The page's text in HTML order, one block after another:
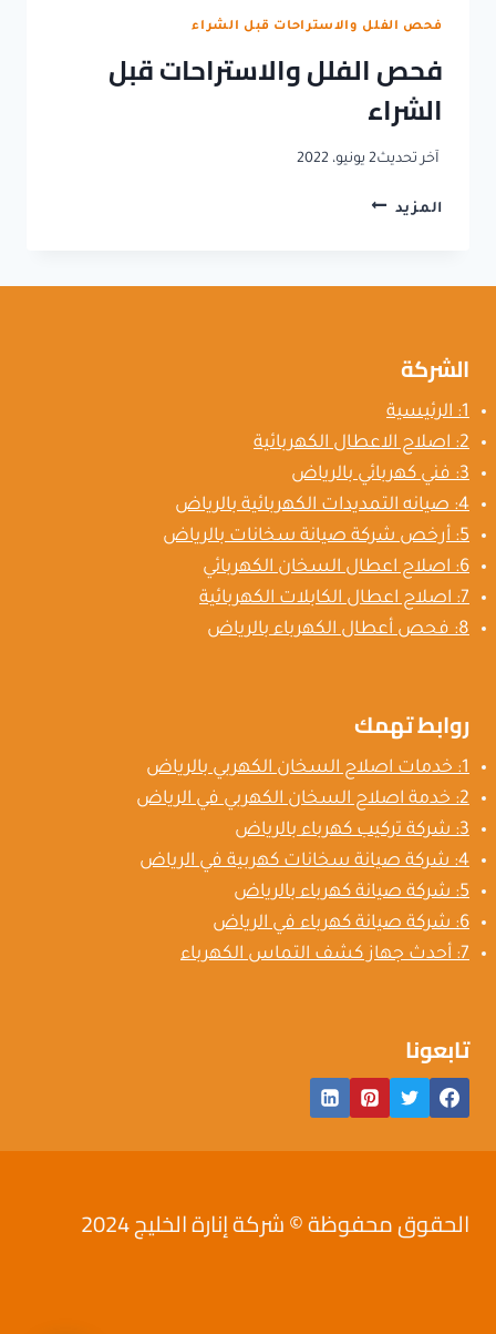
فحص الفلل والاستراحات قبل الشراء
فحص الفلل والاستراحات قبل
الشراء
آخر تحديث2 يونيو، 2022
المزيد فحص
الشركة
1: الرئيسية
2: اصلاح الاعطال الكهربائية
3: فني كهربائي بالرياض
4: صيانه التمديدات الكهربائية بالرياض
5: أرخص شركة صيانة سخانات بالرياض
6: اصلاح اعطال السخان الكهربائي
7: اصلاح اعطال الكابلات الكهربائية
8: فحص أعطال الكهرباء بالرياض
روابط تهمك
1: خدمات اصلاح السخان الكهربي بالرياض
2: خدمة اصلاح السخان الكهربي في الرياض
3: شركة تركيب كهرباء بالرياض
4: شركة صيانة سخانات كهربية في الرياض
5: شركة صيانة كهرباء بالرياض
6: شركة صيانة كهرباء في الرياض
7: أحدث جهاز كشف التماس الكهرباء
تابعونا
الحقوق محفوظة © شركة إنارة الخليج 2024